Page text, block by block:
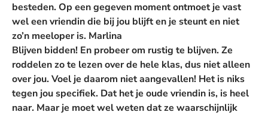
besteden. Op een gegeven moment ontmoet je vast
wel een vriendin die bij jou blijft en je steunt en niet
zo’n meeloper is. Marlina
Blijven bidden! En probeer om rustig te blijven. Ze
roddelen zo te lezen over de hele klas, dus niet alleen
over jou. Voel je daarom niet aangevallen! Het is niks
tegen jou specifiek. Dat het je oude vriendin is, is heel
naar. Maar je moet wel weten dat ze waarschijnlijk